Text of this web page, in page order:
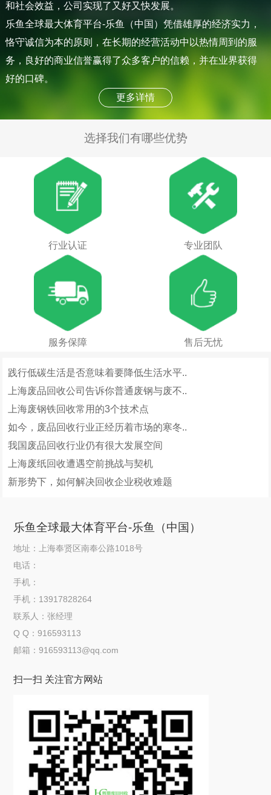
和社会效益，公司实现了又好又快发展。
乐鱼全球最大体育平台-乐鱼（中国）凭借雄厚的经济实力，
恪守诚信为本的原则，在长期的经营活动中以热情周到的服
务，良好的商业信誉赢得了众多客户的信赖，并在业界获得
好的口碑。
更多详情
选择我们有哪些优势
行业认证 专业团队
服务保障 售后无忧
践行低碳生活是否意味着要降低生活水平..
上海废品回收公司告诉你普通废钢与废不..
上海废钢铁回收常用的3个技术点
如今，废品回收行业正经历着市场的寒冬..
我国废品回收行业仍有很大发展空间
上海废纸回收遭遇空前挑战与契机
新形势下，如何解决回收企业税收难题
乐鱼全球最大体育平台-乐鱼（中国）
地址：上海奉贤区南奉公路1018号
电话：
手机：
手机：13917828264
联系人：张经理
Q Q：916593113
邮箱：916593113@qq.com
扫一扫 关注官方网站